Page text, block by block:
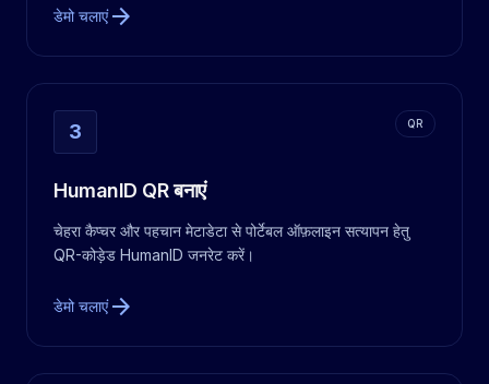
डेमो चलाएंarrow_forward
3 QR
HumanID QR बनाएं
चेहरा कैप्चर और पहचान मेटाडेटा से पोर्टेबल ऑफ़लाइन सत्यापन हेतु
QR-कोड़ेड HumanID जनरेट करें।
डेमो चलाएंarrow_forward